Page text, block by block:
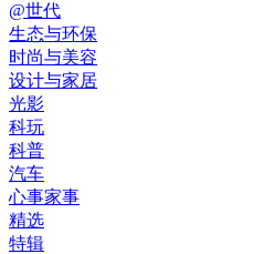
@世代
生态与环保
时尚与美容
设计与家居
光影
科玩
科普
汽车
心事家事
精选
特辑